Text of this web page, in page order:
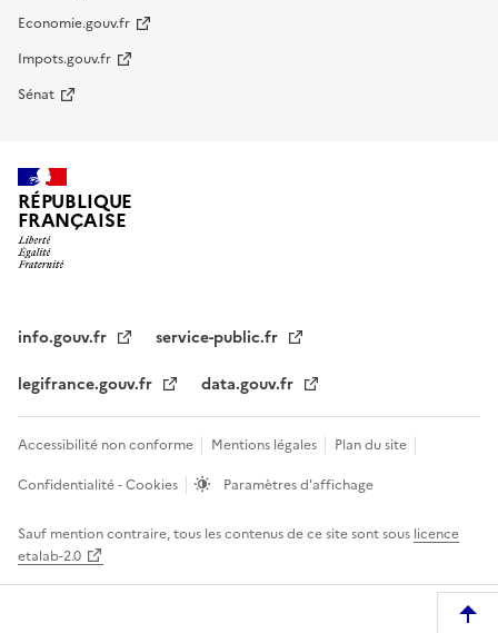
Economie.gouv.fr
Impots.gouv.fr
Sénat
RÉPUBLIQUE
FRANÇAISE
info.gouv.fr
service-public.fr
legifrance.gouv.fr
data.gouv.fr
Accessibilité non conforme Mentions légales
Plan du site
Confidentialité - Cookies
Paramètres d'affichage
Sauf mention contraire, tous les contenus de ce site sont sous licence
etalab-2.0